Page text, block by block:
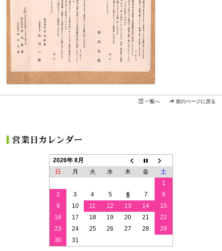
一覧へ 前のページに戻る
2026年 8月
日
月 火 水 木 金
土
1
2
3 4 5 6 7
8
9
10 11 12 13 14
15
16
17 18 19 20 21
22
23
24 25 26 27 28
29
30
31